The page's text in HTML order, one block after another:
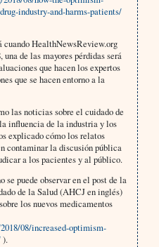
industry-and-harms-patients/
cuando HealthNewsReview.org
de las mayores pérdidas será
que hacen los expertos
que se hacen entorno a la
las noticias sobre el cuidado de
influencia de la industria y los
explicado cómo los relatos
contaminar la discusión pública
a los pacientes y al público.
puede observar en el post de la
de la Salud (AHCJ en inglés)
los nuevos medicamentos
08/increased-optimism-
).